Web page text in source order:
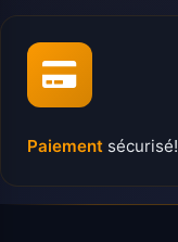
Paiement sécurisé!